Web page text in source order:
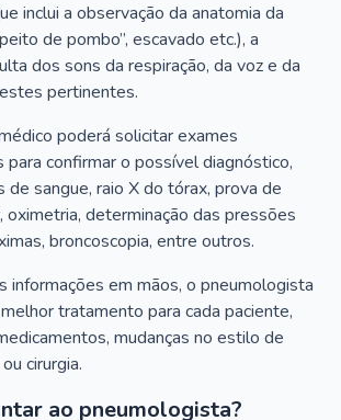
inclui a observação da anatomia da
de pombo”, escavado etc.), a
dos sons da respiração, da voz e da
pertinentes.
poderá solicitar exames
confirmar o possível diagnóstico,
de sangue, raio X do tórax, prova de
oximetria, determinação das pressões
broncoscopia, entre outros.
informações em mãos, o pneumologista
tratamento para cada paciente,
mudanças no estilo de
cirurgia.
ao pneumologista?